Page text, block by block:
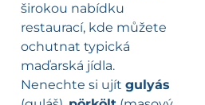
širokou nabídku
restaurací, kde můžete
ochutnat typická
maďarská jídla.
Nenechte si ujít gulyás